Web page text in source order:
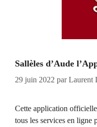
Sallèles d’Aude
29 juin 2022 parLaurent
Cette application
tous les services en ligne